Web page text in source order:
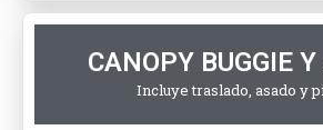
CANOPY BUGGIE
Incluye traslado, asado y